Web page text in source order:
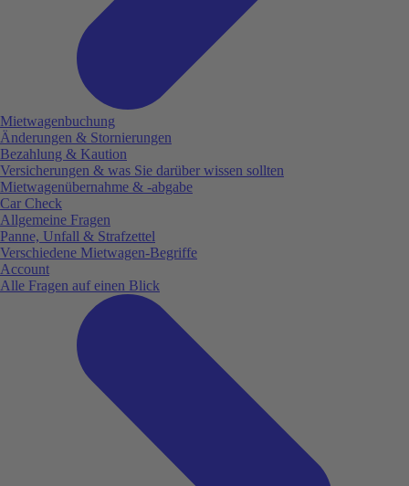
Mietwagenbuchung
Änderungen & Stornierungen
Bezahlung & Kaution
Versicherungen & was Sie darüber wissen sollten
Mietwagenübernahme & -abgabe
Car Check
Allgemeine Fragen
Panne, Unfall & Strafzettel
Verschiedene Mietwagen-Begriffe
Account
Alle Fragen auf einen Blick